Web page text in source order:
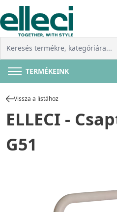
TERMÉKEINK
Vissza a listához
ELLECI -
G51